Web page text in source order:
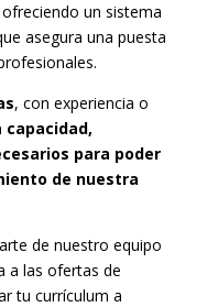
un sistema
asegura una puesta
, con experiencia o
para poder
de nuestra
de nuestro equipo
a las ofertas de
tu currículum a